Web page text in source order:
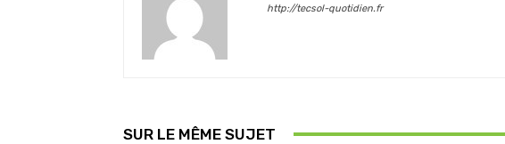
http://tecsol-quotidien.fr
SUR LE MÊME SUJET